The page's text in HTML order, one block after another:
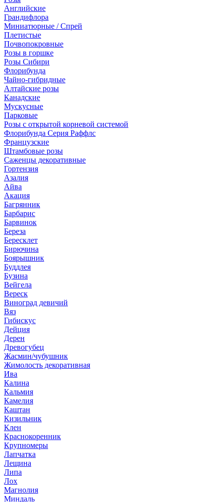
Английские
Грандифлора
Миниатюрные / Спрей
Плетистые
Почвопокровные
Розы в горшке
Розы Сибири
Флорибунда
Чайно-гибридные
Алтайские розы
Канадские
Мускусные
Парковые
Розы с открытой корневой системой
Флорибунда Серия Раффлс
Французские
Штамбовые розы
Саженцы декоративные
Гортензия
Азалия
Айва
Акация
Багрянник
Барбарис
Барвинок
Береза
Бересклет
Бирючина
Боярышник
Буддлея
Бузина
Вейгела
Вереск
Виноград девичий
Вяз
Гибискус
Дейция
Дерен
Древогубец
Жасмин/чубушник
Жимолость декоративная
Ива
Калина
Кальмия
Камелия
Каштан
Кизильник
Клен
Краснокоренник
Крупномеры
Лапчатка
Лещина
Липа
Лох
Магнолия
Миндаль